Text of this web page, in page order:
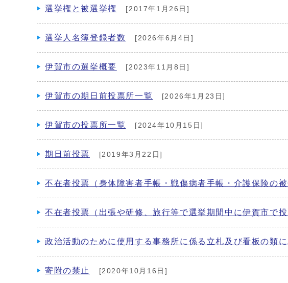
選挙権と被選挙権 [2017年1月26日]
選挙人名簿登録者数 [2026年6月4日]
伊賀市の選挙概要 [2023年11月8日]
伊賀市の期日前投票所一覧 [2026年1月23日]
伊賀市の投票所一覧 [2024年10月15日]
期日前投票 [2019年3月22日]
不在者投票（身体障害者手帳・戦傷病者手帳・介護保険の被
不在者投票（出張や研修、旅行等で選挙期間中に伊賀市で投
政治活動のために使用する事務所に係る立札及び看板の類
寄附の禁止 [2020年10月16日]